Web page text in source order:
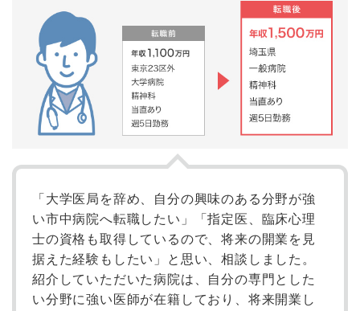
「大学医局を辞め、自分の興味のある分野が強
い市中病院へ転職したい」「指定医、臨床心理
士の資格も取得しているので、将来の開業を見
据えた経験もしたい」と思い、相談しました。
紹介していただいた病院は、自分の専門とした
い分野に強い医師が在籍しており、将来開業し